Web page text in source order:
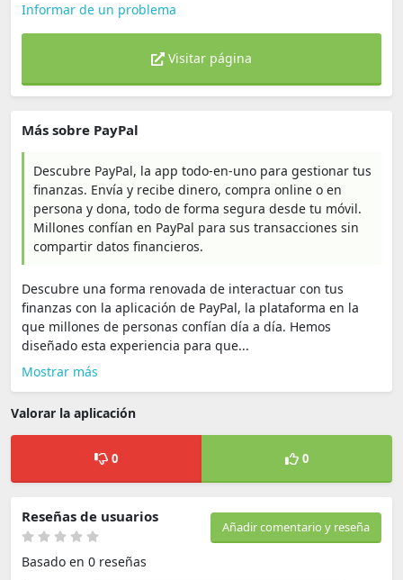
Informar de un problema
Visitar página
Más sobre PayPal
Descubre PayPal, la app todo-en-uno para gestionar tus
finanzas. Envía y recibe dinero, compra online o en
persona y dona, todo de forma segura desde tu móvil.
Millones confían en PayPal para sus transacciones sin
compartir datos financieros.
Descubre una forma renovada de interactuar con tus
finanzas con la aplicación de PayPal, la plataforma en la
que millones de personas confían día a día. Hemos
diseñado esta experiencia para que...
Mostrar más
Valorar la aplicación
0 0
Añadir comentario y reseña
Reseñas de usuarios
Basado en 0 reseñas